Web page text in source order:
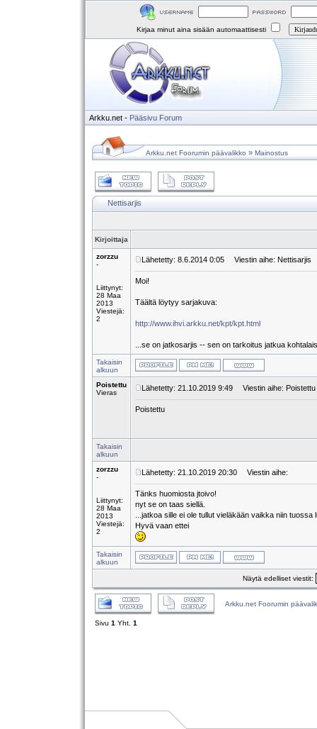
Kirjaa minut aina sisään automaattisesti
Arkku.net - Pääsivu Forum
Arkku.net Foorumin päävalikko » Mainostus
Nettisarjis
Kirjoittaja
zorzzu
-
Liittynyt:
28 Maa
2013
Viestejä:
2
Lähetetty: 8.6.2014 0:05 Viestin aihe: Nettisarjis
Moi!
Täältä löytyy sarjakuva:
http://www.ihvi.arkku.net/kpt/kpt.html
...se on jatkosarjis -- sen on tarkoitus jatkua
Takaisin
alkuun
Poistettu
Vieras
Lähetetty: 21.10.2019 9:49 Viestin aihe: Poistettu
Poistettu
Takaisin
alkuun
zorzzu
-
Liittynyt:
28 Maa
2013
Viestejä:
2
Lähetetty: 21.10.2019 20:30 Viestin aihe:
Tänks huomiosta jtoivo!
nyt se on taas siellä.
...jatkoa sille ei ole tullut vieläkään vaikka niin tuossa
Hyvä vaan ettei
Takaisin
alkuun
Näytä edelliset viestit:
Arkku.net Foorumin
Sivu 1 Yht. 1